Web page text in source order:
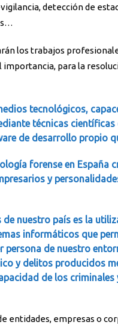
detección de
los trabajos
para la
tecnológicos,
técnicas
de desarrollo propio
forense en
y
de nuestro país es la
informáticos que
persona de nuestro
y delitos producidos
de los
entidades, empresas o